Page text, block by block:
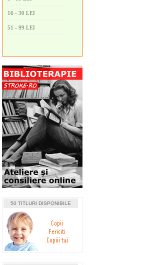
16 - 30 LEI
51 - 99 LEI
50 TITLURI DISPONIBILE